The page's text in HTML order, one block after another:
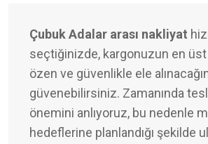
Çubuk Adalar arası nakliyat
seçtiğinizde, kargonuzun en
özen ve güvenlikle ele
güvenebilirsiniz. Zamanında
önemini anlıyoruz, bu nedenle
hedeflerine planlandığı şekilde